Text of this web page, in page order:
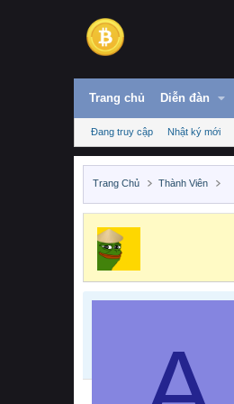
Trang chủ Diễn đàn
Đang truy cập Nhật ký mới
Trang Chủ Thành Viên